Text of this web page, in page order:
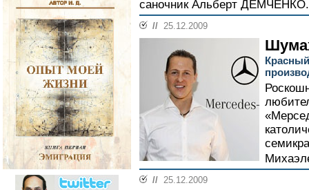
саночник Альберт
// 25.12.2009
// 25.12.2009